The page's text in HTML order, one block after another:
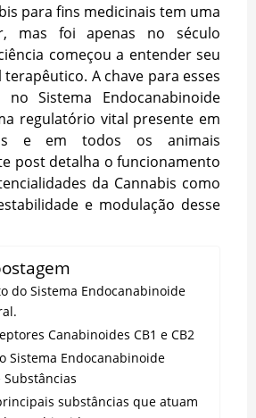
para fins medicinais tem uma
mas foi apenas no século
começou a entender seu
A chave para esses
no Sistema Endocanabinoide
regulatório vital presente em
e em todos os animais
post detalha o funcionamento
da Cannabis como
e modulação desse
do Sistema Endocanabinoide
Canabinoides CB1 e CB2
Sistema Endocanabinoide
Substâncias
substâncias que atuam